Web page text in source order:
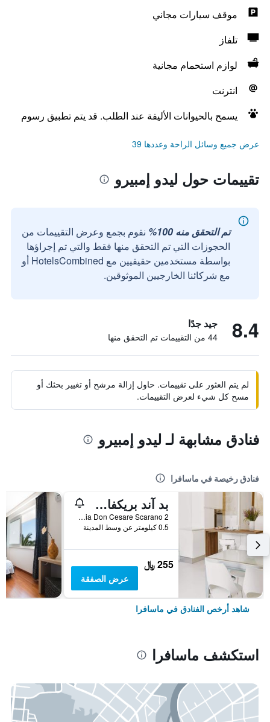
موقف سيارات مجاني
تلفاز
لوازم استحمام مجانية
انترنت
يسمح بالحيوانات الأليفة عند الطلب. قد يتم تطبيق رسوم
عرض جميع وسائل الراحة وعددها 39
تقييمات حول ليدو إمبيرو
تم التحقق منه 100%
نقوم بجمع وعرض التقييمات من
الحجوزات التي تم التحقق منها فقط والتي تم إجراؤها
بواسطة مستخدمين حقيقيين مع HotelsCombined أو
مع شركائنا الخارجيين الموثوقين.
8.4 جيد جدًا
44 من التقييمات تم التحقق منها
لم يتم العثور على تقييمات. حاول إزالة مرشح أو تغيير بحثك أو
مسح كل شيء لعرض التقييمات.
فنادق مشابهة لـ ليدو إمبيرو
فنادق رخيصة في ماسافرا
بد آند بريكفاست سوتو لا فولتا
Via Don Cesare Scarano 2, ماسافرا, مقاطعة تارانتو, إيطاليا
0.5 كيلومتر عن وسط المدينة
255 ﷼
عرض الصفقة
شاهد أرخص الفنادق في ماسافرا
استكشف ماسافرا